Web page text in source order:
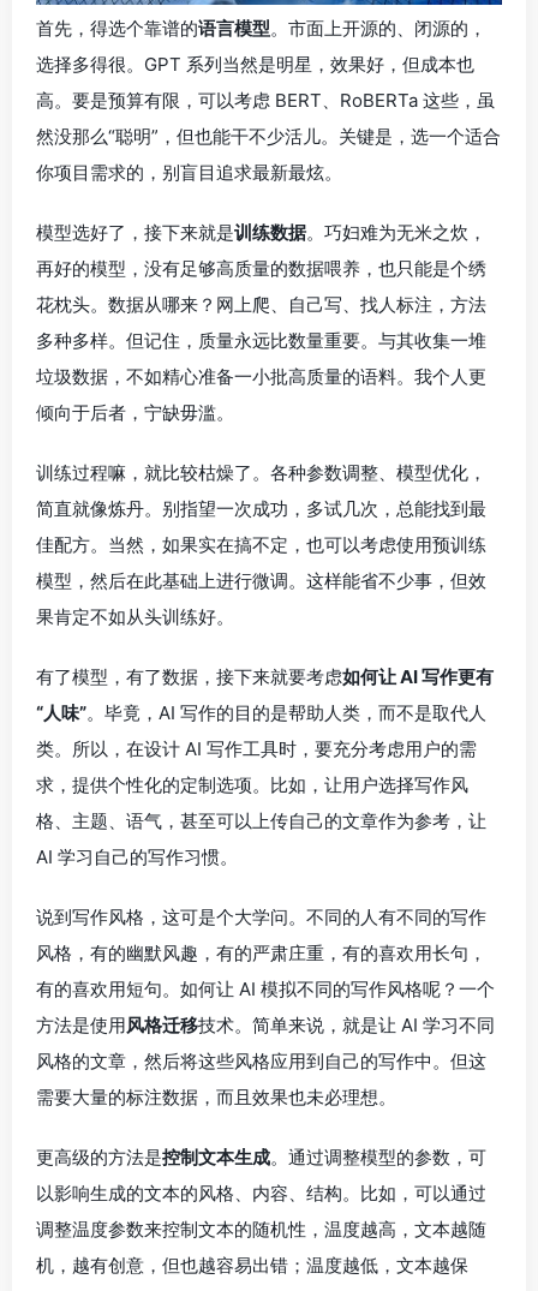
首先，得选个靠谱的语言模型。市面上开源的、闭源的，
选择多得很。GPT 系列当然是明星，效果好，但成本也
高。要是预算有限，可以考虑 BERT、RoBERTa 这些，虽
然没那么“聪明”，但也能干不少活儿。关键是，选一个适合
你项目需求的，别盲目追求最新最炫。
模型选好了，接下来就是训练数据。巧妇难为无米之炊，
再好的模型，没有足够高质量的数据喂养，也只能是个绣
花枕头。数据从哪来？网上爬、自己写、找人标注，方法
多种多样。但记住，质量永远比数量重要。与其收集一堆
垃圾数据，不如精心准备一小批高质量的语料。我个人更
倾向于后者，宁缺毋滥。
训练过程嘛，就比较枯燥了。各种参数调整、模型优化，
简直就像炼丹。别指望一次成功，多试几次，总能找到最
佳配方。当然，如果实在搞不定，也可以考虑使用预训练
模型，然后在此基础上进行微调。这样能省不少事，但效
果肯定不如从头训练好。
有了模型，有了数据，接下来就要考虑如何让 AI 写作更有
“人味”。毕竟，AI 写作的目的是帮助人类，而不是取代人
类。所以，在设计 AI 写作工具时，要充分考虑用户的需
求，提供个性化的定制选项。比如，让用户选择写作风
格、主题、语气，甚至可以上传自己的文章作为参考，让
AI 学习自己的写作习惯。
说到写作风格，这可是个大学问。不同的人有不同的写作
风格，有的幽默风趣，有的严肃庄重，有的喜欢用长句，
有的喜欢用短句。如何让 AI 模拟不同的写作风格呢？一个
方法是使用风格迁移技术。简单来说，就是让 AI 学习不同
风格的文章，然后将这些风格应用到自己的写作中。但这
需要大量的标注数据，而且效果也未必理想。
更高级的方法是控制文本生成。通过调整模型的参数，可
以影响生成的文本的风格、内容、结构。比如，可以通过
调整温度参数来控制文本的随机性，温度越高，文本越随
机，越有创意，但也越容易出错；温度越低，文本越保